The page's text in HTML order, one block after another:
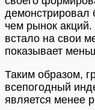
демонстрировал
чем рынок
встало на свои
показывает
Таким образом,
всепогодный
является менее